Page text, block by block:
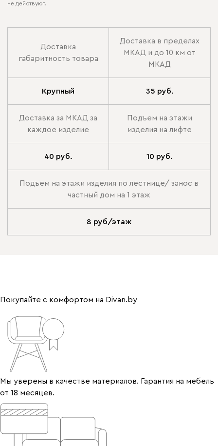
не действуют.
Доставка
габаритность товара
Доставка в пределах
МКАД и до 10 км от
МКАД
Крупный 35 руб.
Доставка за МКАД за
каждое изделие
Подъем на этажи
изделия на лифте
40 руб. 10 руб.
Подъем на этажи изделия по лестнице/ занос в
частный дом на 1 этаж
8 руб/этаж
Покупайте с комфортом на Divan.by
Мы уверены в качестве материалов. Гарантия на мебель
от 18 месяцев.